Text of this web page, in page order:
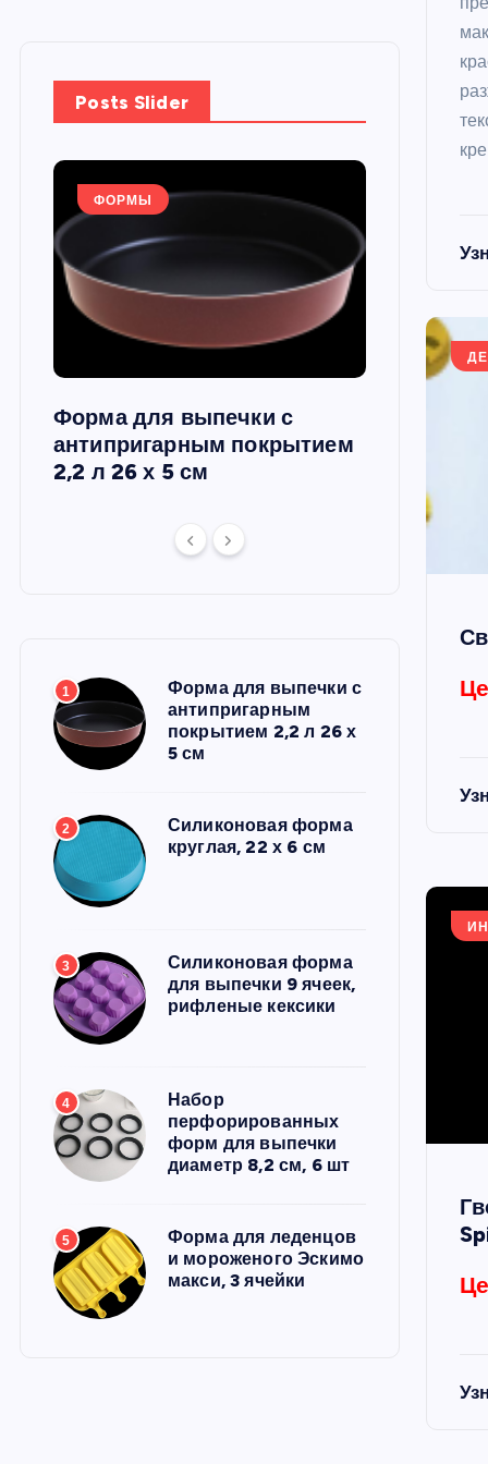
Posts Slider
ФОРМЫ
Форма для выпечки с
антипригарным покрытием
2,2 л 26 х 5 см
1
Форма для выпечки с
антипригарным
покрытием 2,2 л 26 х
5 см
2
Силиконовая форма
круглая, 22 х 6 см
3
Силиконовая форма
для выпечки 9 ячеек,
рифленые кексики
4
Набор
перфорированных
форм для выпечки
диаметр 8,2 см, 6 шт
5
Форма для леденцов
и мороженого Эскимо
макси, 3 ячейки